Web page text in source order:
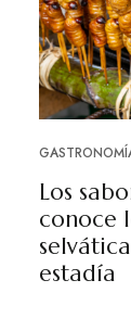
Los
conoce
estadía